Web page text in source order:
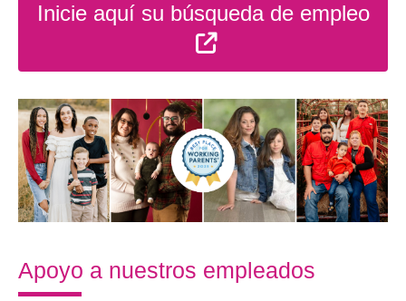
Inicie aquí su búsqueda de empleo
Sitio Externo
Apoyo a nuestros empleados